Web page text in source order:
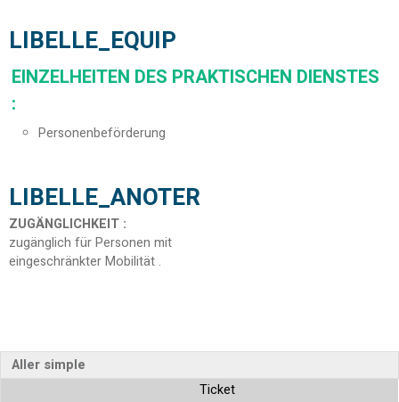
LIBELLE_EQUIP
EINZELHEITEN DES PRAKTISCHEN DIENSTES
:
Personenbeförderung
LIBELLE_ANOTER
ZUGÄNGLICHKEIT :
zugänglich für Personen mit
eingeschränkter Mobilität
Aller simple
Ticket